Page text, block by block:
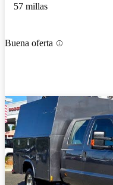
57 millas
Buena oferta